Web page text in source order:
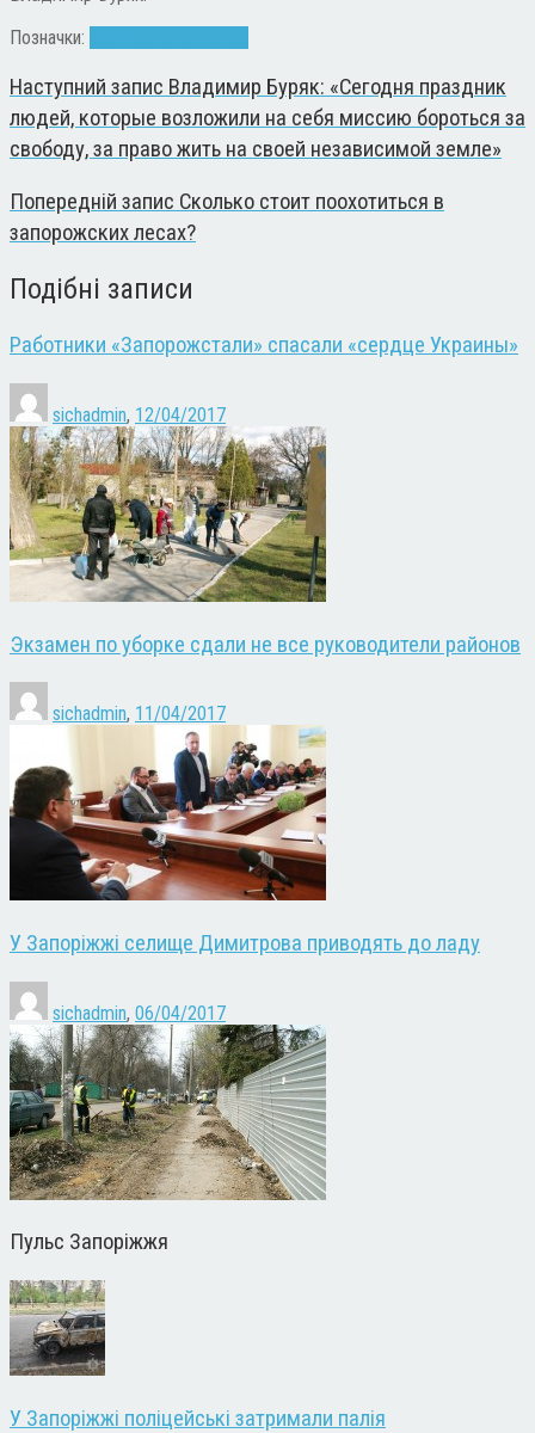
Позначки:
Наступний запис Владимир Буряк: «Сегодня праздник
людей, которые возложили на себя миссию бороться за
свободу, за право жить на своей независимой земле»
Попередній запис Сколько стоит поохотиться в
запорожских лесах?
Подібні записи
Работники «Запорожстали» спасали «сердце Украины»
sichadmin, 12/04/2017
Экзамен по уборке сдали не все руководители районов
sichadmin, 11/04/2017
У Запоріжжі селище Димитрова приводять до ладу
sichadmin, 06/04/2017
Пульс Запоріжжя
У Запоріжжі поліцейські затримали палія